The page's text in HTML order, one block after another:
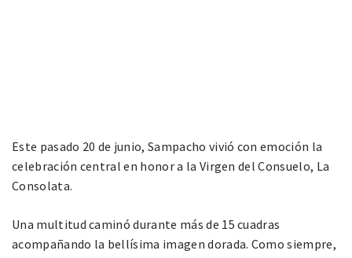
Este pasado 20 de junio, Sampacho vivió con emoción la
celebración central en honor a la Virgen del Consuelo, La
Consolata.
Una multitud caminó durante más de 15 cuadras
acompañando la bellísima imagen dorada. Como siempre,